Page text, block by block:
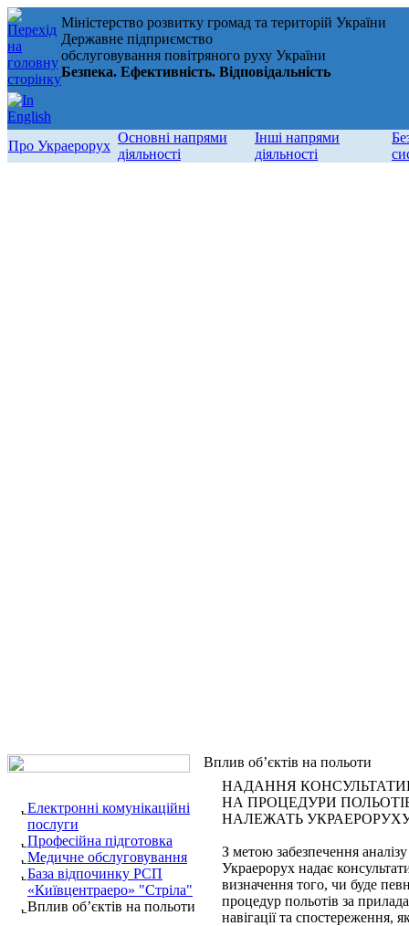
Міністерство розвитку громад та територій України
Державне підприємство
обслуговування повітряного руху України
Безпека. Ефективність. Відповідальність
Про Украерорух
Основні напрями
діяльності
Інші напрями
діяльності
Електронні комунікаційні
послуги
Професійна підготовка
Медичне обслуговування
База відпочинку РСП
«Київцентраеро» "Стріла"
Вплив об’єктів на польоти
Вплив об’єктів на польоти
НАДАННЯ
НА ПРОЦЕДУРИ
НАЛЕЖАТЬ
З метою забезпечення
Украерорух надає
визначення того, чи буде
процедур польотів за
навігації та спостереження,